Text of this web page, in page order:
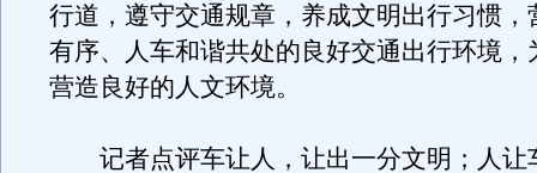
行道，遵守交通规章，养成文明出行习惯，
有序、人车和谐共处的良好交通出行环境
营造良好的人文环境。
记者点评车让人，让出一分文明；人让